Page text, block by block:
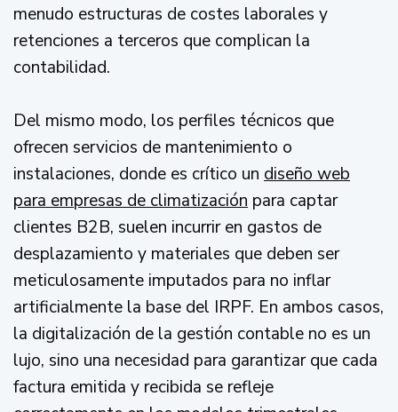
menudo estructuras de costes laborales y
retenciones a terceros que complican la
contabilidad.
Del mismo modo, los perfiles técnicos que
ofrecen servicios de mantenimiento o
instalaciones, donde es crítico un diseño web
para empresas de climatización para captar
clientes B2B, suelen incurrir en gastos de
desplazamiento y materiales que deben ser
meticulosamente imputados para no inflar
artificialmente la base del IRPF. En ambos casos,
la digitalización de la gestión contable no es un
lujo, sino una necesidad para garantizar que cada
factura emitida y recibida se refleje